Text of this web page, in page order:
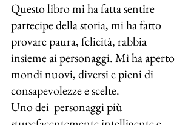
Questo libro mi ha fatta sentire
partecipe della storia, mi ha fatto
provare paura, felicità, rabbia
insieme ai personaggi. Mi ha aperto
mondi nuovi, diversi e pieni di
consapevolezze e scelte.
Uno dei  personaggi più